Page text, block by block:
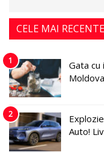
CELE MAI
1
Gata
2
Auto!